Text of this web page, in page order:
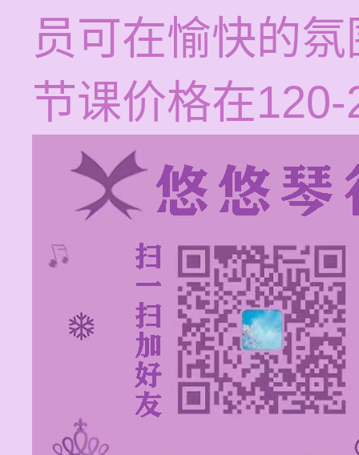
员可在愉快的
节课价格在